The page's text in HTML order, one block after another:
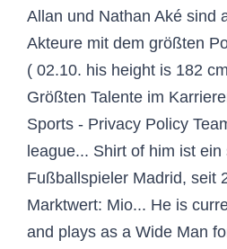
Allan und Nathan Aké sind
Akteure mit dem größten
( 02.10. his height is 182
Größten Talente im
Sports - Privacy Policy
league... Shirt of him ist
Fußballspieler Madrid, seit
Marktwert: Mio... He is
and plays as a Wide Man